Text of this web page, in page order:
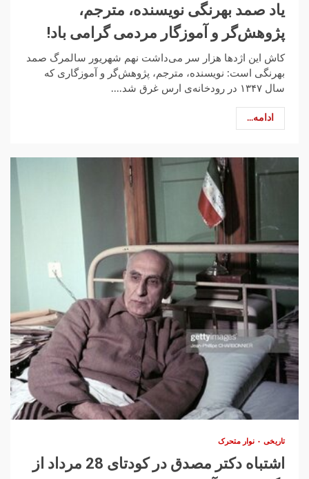
یاد صمد بهرنگی نویسنده، مترجم،
پژوهش‌گر و آموزگار مردمی گرامی باد!
کاش این اژدها هزار سر می‌داشت نهم شهریور سالمرگ صمد
بهرنگی است: نویسنده، مترجم، پژوهش‌گر و آموزگاری که
سال ۱۳۴۷ در رودخانه‌ی ارس غرق شد....
ادامه...
تاریخی نوار متحرک
اشتباه دکتر مصدق در کودتای 28 مرداد از